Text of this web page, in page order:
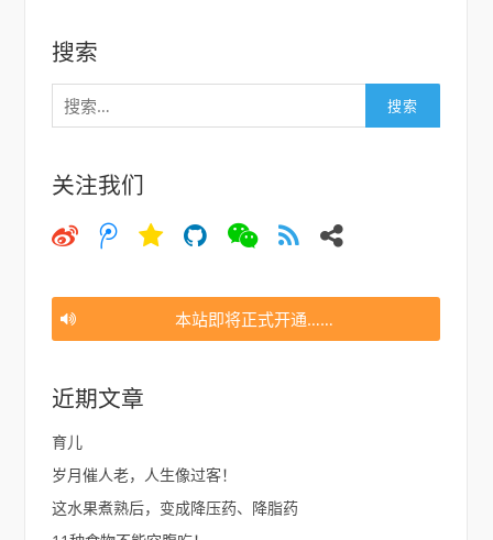
搜索
搜
索：
关注我们
微
微
空
猫
微
大
邮
本站即将正式开通……
近期文章
育儿
岁月催人老，人生像过客！
这水果煮熟后，变成降压药、降脂药